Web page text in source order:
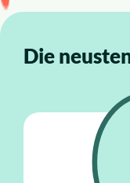
Die